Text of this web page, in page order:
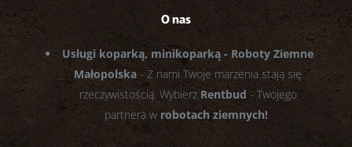
O nas
Usługi koparką, minikoparką - Roboty Ziemne
Małopolska- Z nami Twoje marzenia stają się
rzeczywistością. WybierzRentbud- Twojego
partnera wrobotach ziemnych!